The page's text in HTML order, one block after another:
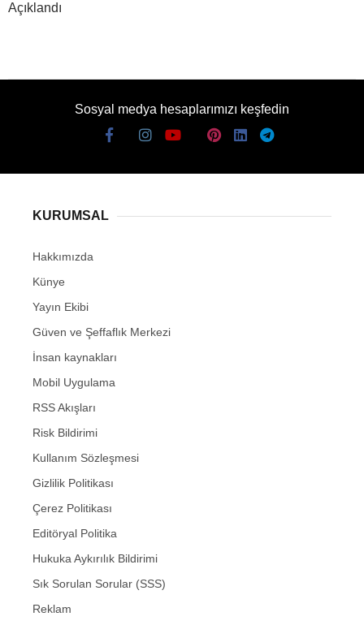
Açıklandı
Sosyal medya hesaplarımızı keşfedin
KURUMSAL
Hakkımızda
Künye
Yayın Ekibi
Güven ve Şeffaflık Merkezi
İnsan kaynakları
Mobil Uygulama
RSS Akışları
Risk Bildirimi
Kullanım Sözleşmesi
Gizlilik Politikası
Çerez Politikası
Editöryal Politika
Hukuka Aykırılık Bildirimi
Sık Sorulan Sorular (SSS)
Reklam